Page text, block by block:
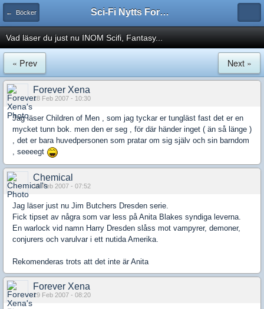
← Böcker Sci-Fi Nytts Forum
Vad läser du just nu INOM Scifi, Fantasy...
« Prev Next »
Forever Xena
18 Feb 2007 - 10:30
Jag läser Children of Men , som jag tyckar er tungläst fast det er en
mycket tunn bok. men den er seg , för där händer inget ( än så länge )
, det er bara huvedpersonen som pratar om sig själv och sin barndom
, seeeegt
Chemical
19 Feb 2007 - 07:52
Jag läser just nu Jim Butchers Dresden serie.
Fick tipset av några som var less på Anita Blakes syndiga leverna.
En warlock vid namn Harry Dresden slåss mot vampyrer, demoner,
conjurers och varulvar i ett nutida Amerika.
Rekomenderas trots att det inte är Anita
Forever Xena
19 Feb 2007 - 08:20